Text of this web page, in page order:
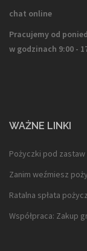
chat online
Pracujemy od
w godzinach 9:00 -
WAŻNE LINKI
Pożyczki pod
Zanim weźmiesz
Ratalna spłata
Współpraca: Zakup